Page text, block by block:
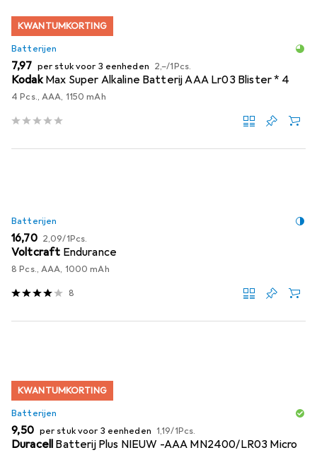
KWANTUMKORTING
Batterijen
EUR
7,97 per stuk voor 3 eenheden EUR
2,–/1Pcs.
Kodak Max Super Alkaline Batterij AAA Lr03 Blister * 4
4 Pcs., AAA, 1150 mAh
Batterijen
EUR
16,70 EUR
2,09/1Pcs.
Voltcraft Endurance
8 Pcs., AAA, 1000 mAh
8
KWANTUMKORTING
Batterijen
EUR
9,50 per stuk voor 3 eenheden EUR
1,19/1Pcs.
Duracell Batterij Plus NIEUW -AAA MN2400/LR03 Micro